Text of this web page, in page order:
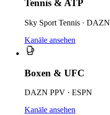
Tennis & ATP
Sky Sport Tennis · DAZN
Kanäle ansehen
Boxen & UFC
DAZN PPV · ESPN
Kanäle ansehen